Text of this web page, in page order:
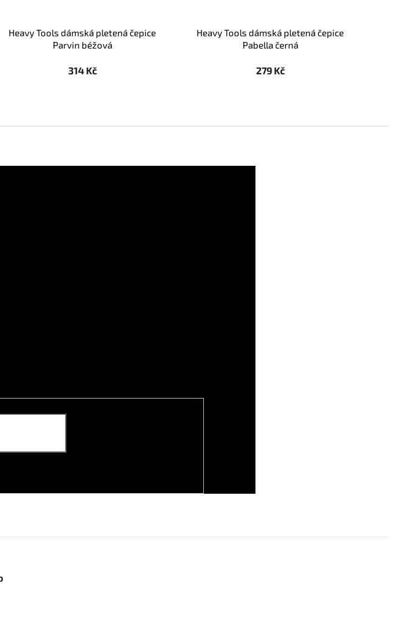
Heavy Tools dámská pletená čepice
Parvin béžová
314 Kč
Heavy Tools dámská pletená čepice
Pabella černá
279 Kč